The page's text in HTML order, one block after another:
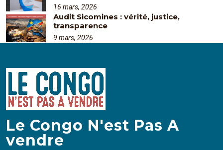
16 mars, 2026
Audit Sicomines : vérité, justice,
transparence
9 mars, 2026
Le Congo N'est Pas A
vendre